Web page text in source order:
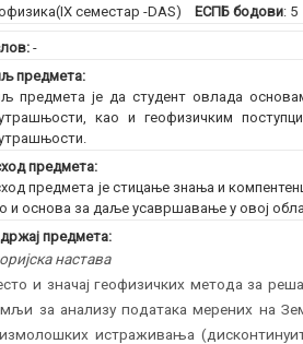
семестар -DAS)
ЕСПБ бодови:
-
предмета:
предмета је да студент овлада
као и геофизичким
предмета:
предмета је стицање знања и
и основа за даље усавршавање у овој
предмета:
настава
и значај геофизичких метода за
за анализу података мерених на
истраживања